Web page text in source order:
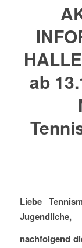
ab
Liebe
Jugendliche,
nachfolgend